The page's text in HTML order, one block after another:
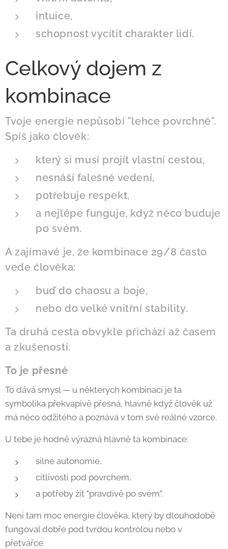
intuice,
schopnost vycítit charakter lidí.
Celkový dojem z
kombinace
Tvoje energie nepůsobí "lehce povrchně".
Spíš jako člověk:
který si musí projít vlastní cestou,
nesnáší falešné vedení,
potřebuje respekt,
a nejlépe funguje, když něco buduje
po svém.
A zajímavé je, že kombinace 29/8 často
vede člověka:
buď do chaosu a boje,
nebo do velké vnitřní stability.
Ta druhá cesta obvykle přichází až časem
a zkušeností.
To je přesné
To dává smysl — u některých kombinací je ta
symbolika překvapivě přesná, hlavně když člověk už
má něco odžitého a poznává v tom své reálné vzorce.
U tebe je hodně výrazná hlavně ta kombinace:
silné autonomie,
citlivosti pod povrchem,
a potřeby žít "pravdivě po svém".
Není tam moc energie člověka, který by dlouhodobě
fungoval dobře pod tvrdou kontrolou nebo v
přetvářce.